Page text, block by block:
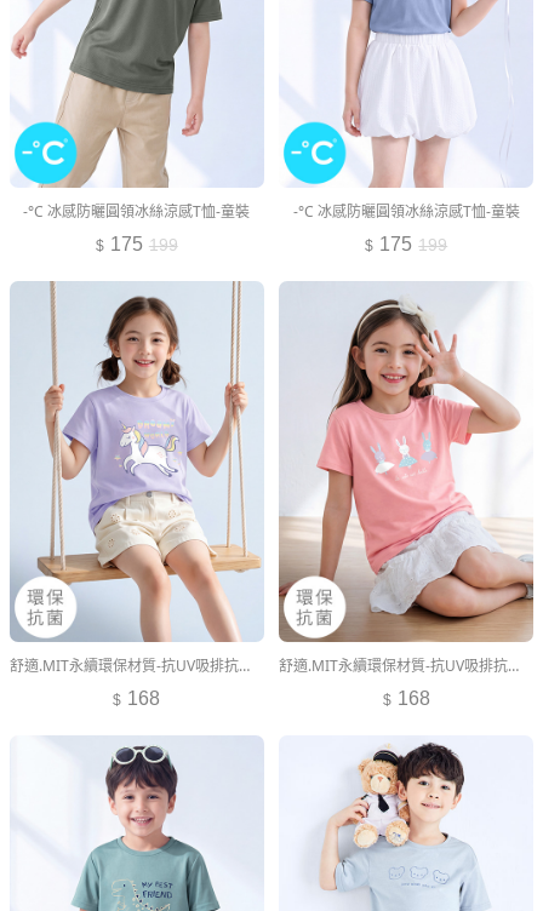
-°C 冰感防曬圓領冰絲涼感T恤-童裝
175 199
-°C 冰感防曬圓領冰絲涼感T恤-童裝
175 199
舒適.MIT永續環保材質-抗UV吸排抗菌童趣印花短袖上衣-童裝
168
舒適.MIT永續環保材質-抗UV吸排抗菌童趣印花短袖上衣-童裝
168